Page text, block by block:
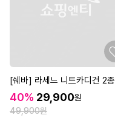
[쉐바] 라세느 니트카디건 2종
40% 29,900원
49,900원